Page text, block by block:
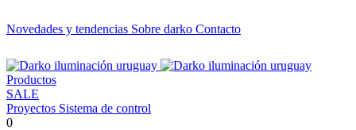
Novedades y tendencias Sobre darko Contacto
Productos
SALE
Proyectos Sistema de control
0